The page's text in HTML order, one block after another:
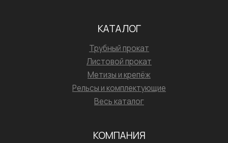
КАТАЛОГ
Трубный прокат
Листовой прокат
Метизы и крепёж
Рельсы и комплектующие
Весь каталог
КОМПАНИЯ